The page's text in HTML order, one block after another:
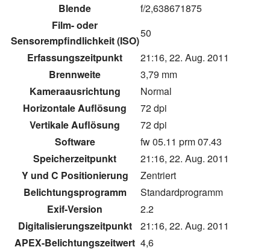
Blende
f/2,638671875
Film- oder
Sensorempfindlichkeit (ISO)
50
Erfassungszeitpunkt
21:16, 22. Aug. 2011
Brennweite
3,79 mm
Kameraausrichtung
Normal
Horizontale Auflösung
72 dpi
Vertikale Auflösung
72 dpi
Software
fw 05.11 prm 07.43
Speicherzeitpunkt
21:16, 22. Aug. 2011
Y und C Positionierung
Zentriert
Belichtungsprogramm
Standardprogramm
Exif-Version
2.2
Digitalisierungszeitpunkt
21:16, 22. Aug. 2011
APEX-Belichtungszeitwert 4,6